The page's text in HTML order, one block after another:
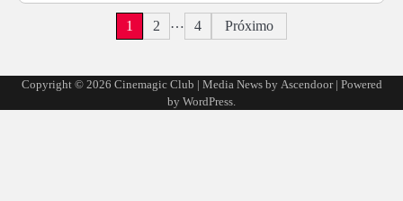
posts
1 2 … 4 Próximo
Copyright © 2026 Cinemagic Club | Media News by Ascendoor| Powered
by WordPress.